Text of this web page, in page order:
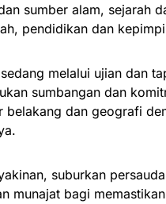
sumber alam, sejarah
pendidikan dan
melalui ujian dan
sumbangan dan
belakang dan geografi
suburkan
munajat bagi